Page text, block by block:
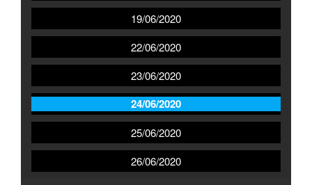
19/06/2020
22/06/2020
23/06/2020
24/06/2020
25/06/2020
26/06/2020